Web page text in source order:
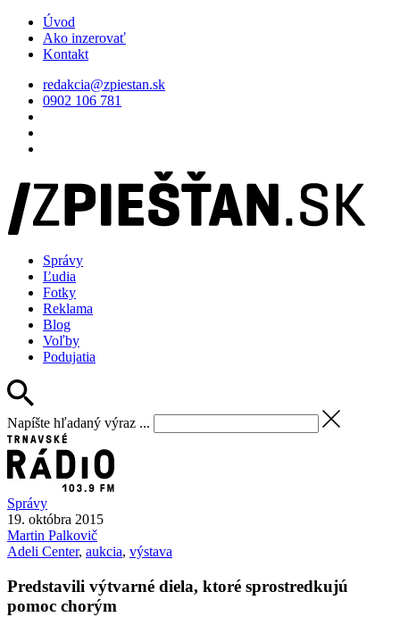
Úvod
Ako inzerovať
Kontakt
redakcia@zpiestan.sk
0902 106 781
Správy
Ľudia
Fotky
Reklama
Blog
Voľby
Podujatia
Napíšte hľadaný výraz ...
Správy
19. októbra 2015
Martin Palkovič
Adeli Center, aukcia, výstava
Predstavili výtvarné diela, ktoré sprostredkujú
pomoc chorým